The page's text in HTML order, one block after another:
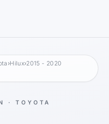
›Hilux›2015 - 2020
· TOYOTA